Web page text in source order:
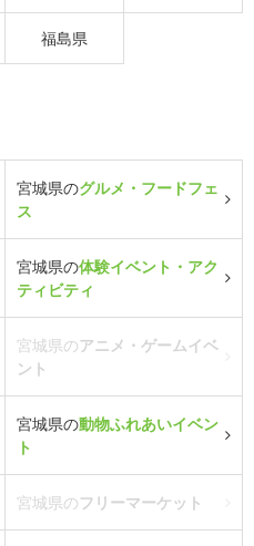
福島県
宮城県のグルメ・フードフェ
ス
宮城県の体験イベント・アク
ティビティ
宮城県のアニメ・ゲームイベ
ント
宮城県の動物ふれあいイベン
ト
宮城県のフリーマーケット